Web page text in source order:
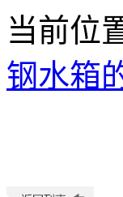
当前位
钢水箱